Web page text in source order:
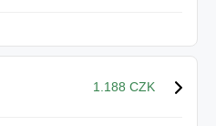
1.188 CZK